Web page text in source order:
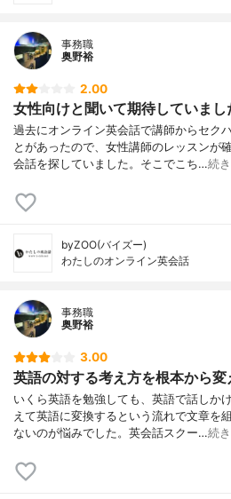
事務職
奥野裕
2.00
女性向けと聞いて期待していまし
過去にオンライン英会話で講師からセク
とがあったので、女性講師のレッスンが
会話を探していました。そこでこち…続
byZOO(バイズー)
わたしのオンライン英会話
事務職
奥野裕
3.00
英語の対する考え方を根本から
いくら英語を勉強しても、英語で話しか
えて英語に変換するという流れで文章を
ないのが悩みでした。英会話スクー…続